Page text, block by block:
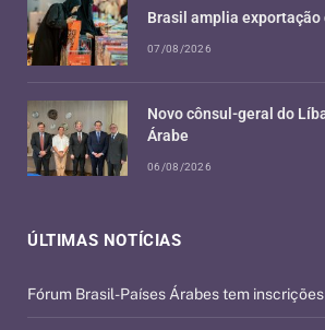
ÚLTIMAS NOTÍCIAS
Fórum Brasil-Países Árabes tem
Brasil amplia
07/08/2026
Novo cônsul-geral do
Árabe
06/08/2026